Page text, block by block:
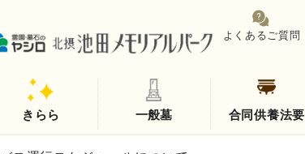
よくあるご質問
きらら 一般墓 合同供養法要